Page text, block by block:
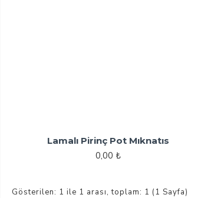
Lamalı Pirinç Pot Mıknatıs
0,00 ₺
Gösterilen: 1 ile 1 arası, toplam: 1 (1 Sayfa)